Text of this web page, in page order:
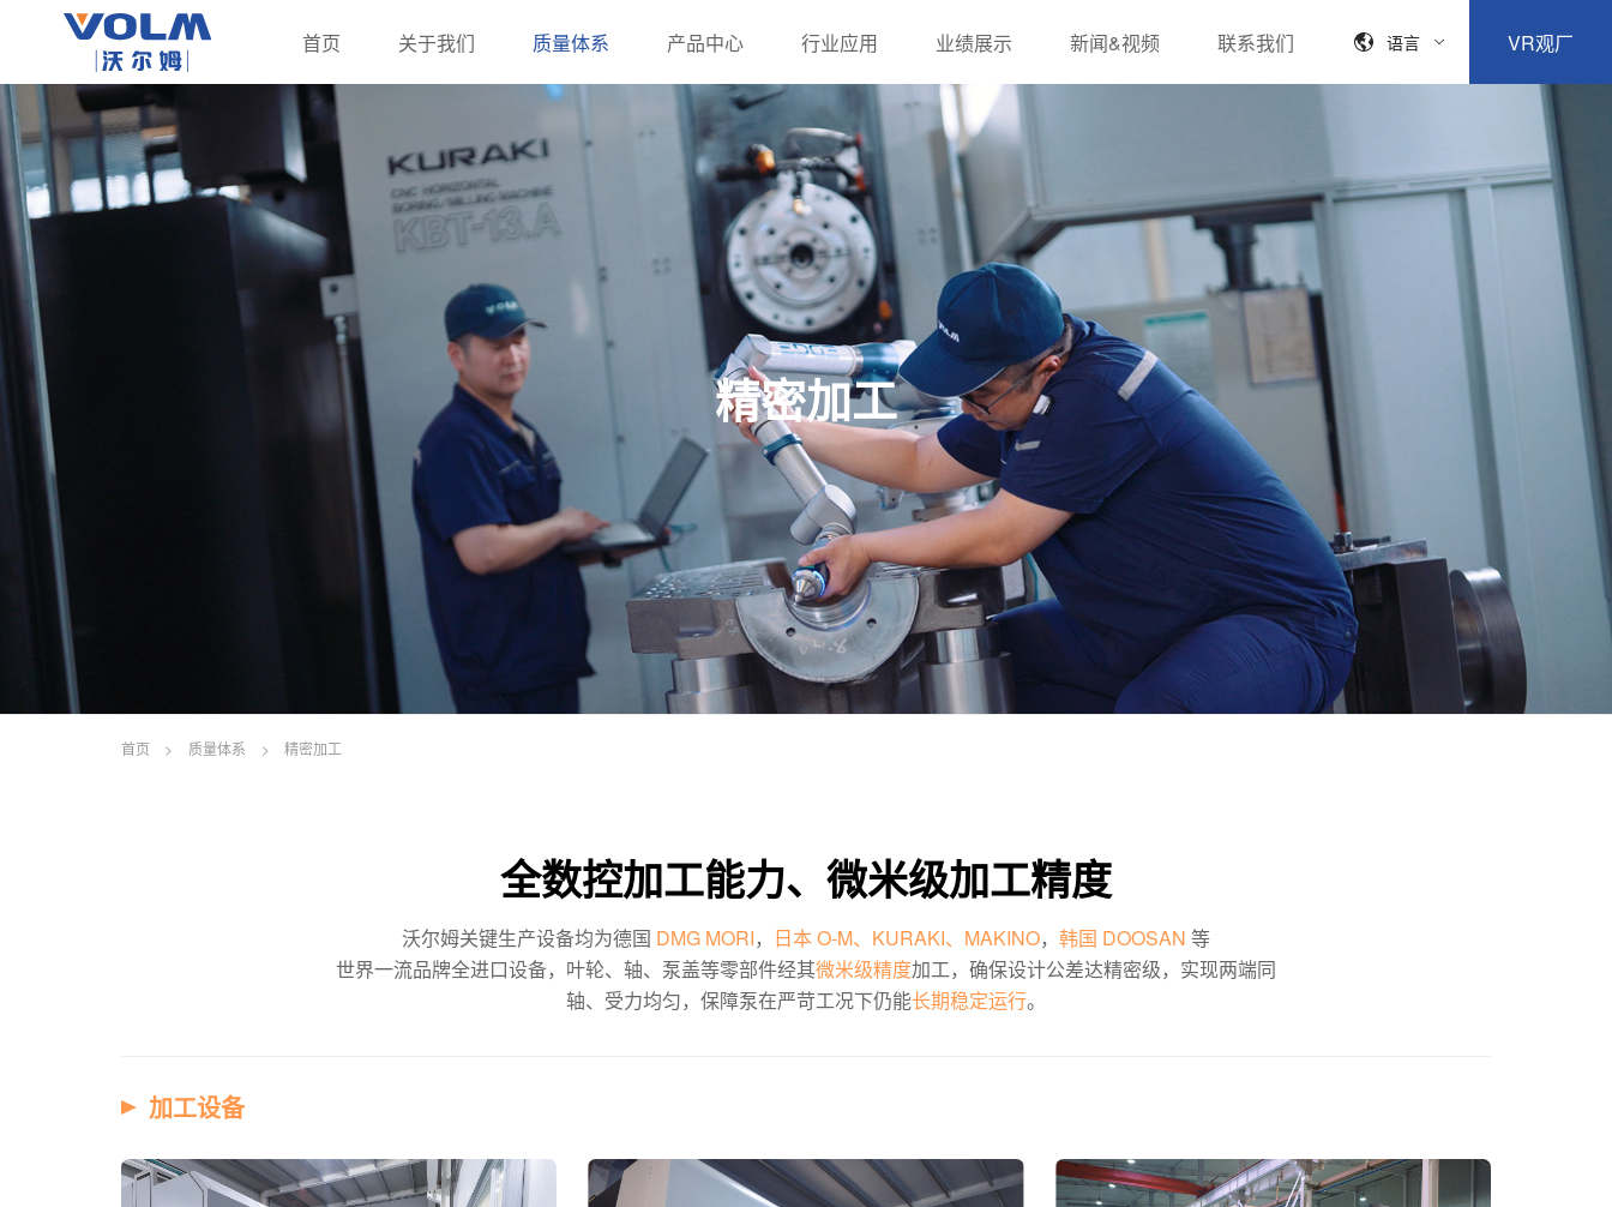
首页 关于我们 质量体系 产品中心 行业应用 业绩展示 新闻&视频 联系我们 语言 VR观厂
精密加工
首页 > 质量体系 > 精密加工
全数控加工能力、微米级加工精度
沃尔姆关键生产设备均为德国 DMG MORI， 日本 O-M、KURAKI、MAKINO， 韩国 DOOSAN 等
世界一流品牌全进口设备，叶轮、轴、泵盖等零部件经其微米级精度加工，确保设计公差达精密级，实现两端同
轴、受力均匀，保障泵在严苛工况下仍能长期稳定运行。
加工设备